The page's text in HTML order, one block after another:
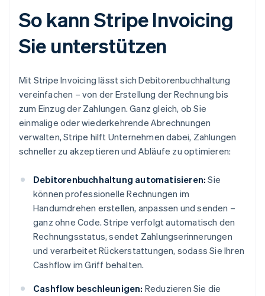
So kann Stripe Invoicing
Sie unterstützen
Mit Stripe Invoicing lässt sich Debitorenbuchhaltung
vereinfachen – von der Erstellung der Rechnung bis
zum Einzug der Zahlungen. Ganz gleich, ob Sie
einmalige oder wiederkehrende Abrechnungen
verwalten, Stripe hilft Unternehmen dabei, Zahlungen
schneller zu akzeptieren und Abläufe zu optimieren:
Debitorenbuchhaltung automatisieren: Sie
können professionelle Rechnungen im
Handumdrehen erstellen, anpassen und senden –
ganz ohne Code. Stripe verfolgt automatisch den
Rechnungsstatus, sendet Zahlungserinnerungen
und verarbeitet Rückerstattungen, sodass Sie Ihren
Cashflow im Griff behalten.
Cashflow beschleunigen: Reduzieren Sie die